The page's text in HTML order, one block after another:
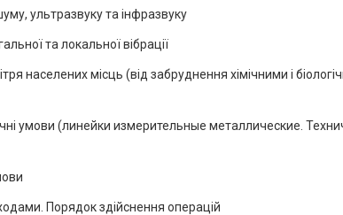
ультразвуку та інфразвуку
та локальної вібрації
населених місць (від забруднення хімічними і
умови (линейки измерительные металлические.
Порядок здійснення операцій